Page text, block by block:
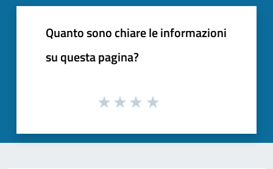
Quanto sono chiare le informazioni
su questa pagina?